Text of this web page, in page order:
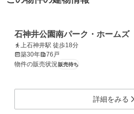
石神井公園南パーク・ホームズ
上石神井駅 徒歩18分
築30年
76戸
物件の販売状況販売待ち
詳細をみる